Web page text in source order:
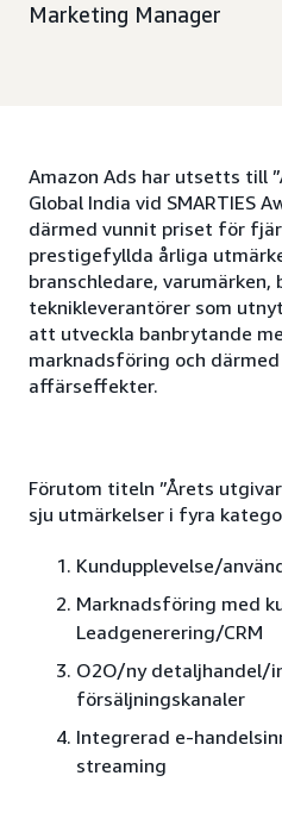
Marketing Manager
Amazon Ads har utsetts till
Global India vid SMARTIES
därmed vunnit priset för
prestigefyllda årliga
branschledare, varumärken,
teknikleverantörer som
att utveckla banbrytande
marknadsföring och
affärseffekter.
Förutom titeln ”Årets
sju utmärkelser i fyra
Kundupplevelse/
Marknadsföring med
Leadgenerering/CRM
O2O/ny detaljhandel/
försäljningskanaler
Integrerad e-
streaming